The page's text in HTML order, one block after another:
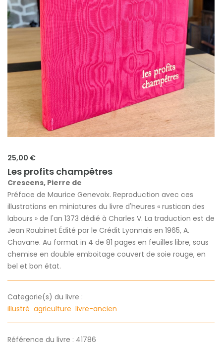
25,00 €
Les profits champêtres
Crescens, Pierre de
Préface de Maurice Genevoix. Reproduction avec ces
illustrations en miniatures du livre d'heures « rustican des
labours » de l'an 1373 dédié à Charles V. La traduction est de
Jean Roubinet Édité par le Crédit Lyonnais en 1965, A.
Chavane. Au format in 4 de 81 pages en feuilles libre, sous
chemise en double emboitage couvert de soie rouge, en
bel et bon état.
Categorie(s) du livre :
illustré agriculture livre-ancien
Référence du livre : 41786